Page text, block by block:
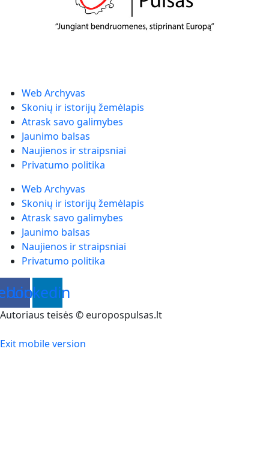
Web Archyvas
Skonių ir istorijų žemėlapis
Atrask savo galimybes
Jaunimo balsas
Naujienos ir straipsniai
Privatumo politika
Web Archyvas
Skonių ir istorijų žemėlapis
Atrask savo galimybes
Jaunimo balsas
Naujienos ir straipsniai
Privatumo politika
Linkedin
Autoriaus teisės © europospulsas.lt
Exit mobile version